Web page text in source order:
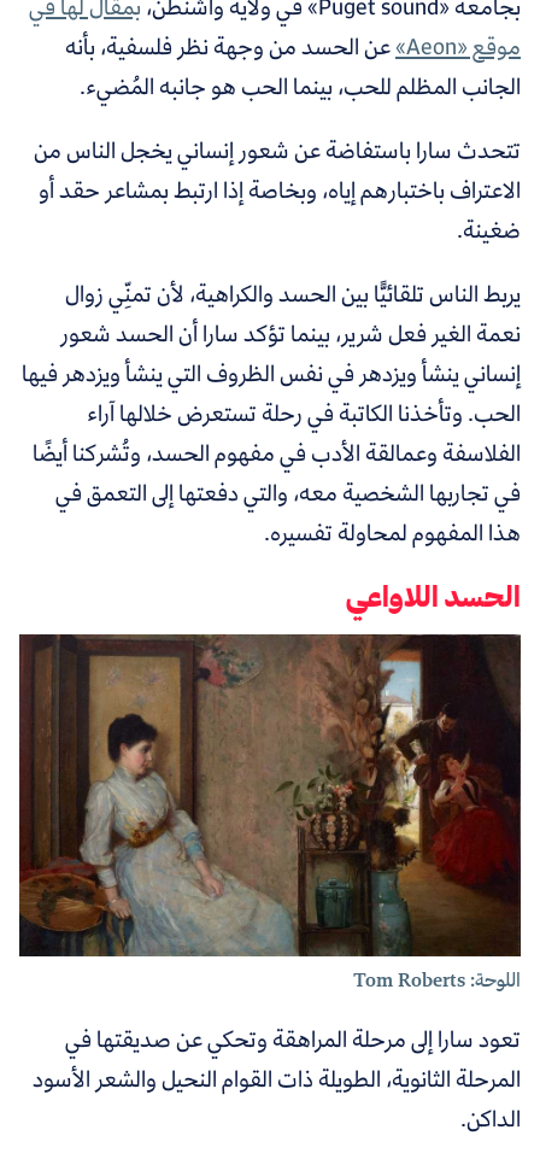
موقع «Aeon»
عن الحسد من وجهة نظر فلسفية، بأنه
الجانب المظلم للحب، بينما الحب هو جانبه المُضيء.
تتحدث سارا باستفاضة عن شعور إنساني يخجل الناس من
الاعتراف باختبارهم إياه، وبخاصة إذا ارتبط بمشاعر حقد أو
ضغينة.
يربط الناس تلقائيًّا بين الحسد والكراهية، لأن تمنِّي زوال
نعمة الغير فعل شرير، بينما تؤكد سارا أن الحسد شعور
إنساني ينشأ ويزدهر في نفس الظروف التي ينشأ ويزدهر فيها
الحب. وتأخذنا الكاتبة في رحلة تستعرض خلالها آراء
الفلاسفة وعمالقة الأدب في مفهوم الحسد، وتُشركنا أيضًا
في تجاربها الشخصية معه، والتي دفعتها إلى التعمق في
هذا المفهوم لمحاولة تفسيره.
الحسد اللاواعي
اللوحة: Tom Roberts
تعود سارا إلى مرحلة المراهقة وتحكي عن صديقتها في
المرحلة الثانوية، الطويلة ذات القوام النحيل والشعر الأسود
الداكن.